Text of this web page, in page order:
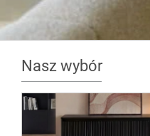
Nasz wybór